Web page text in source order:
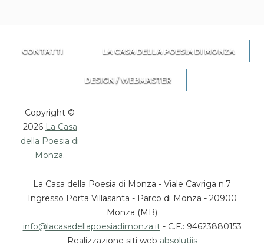
CONTATTI LA CASA DELLA POESIA DI MONZA
DESIGN / WEBMASTER
Copyright ©
2026 La Casa
della Poesia di
Monza.
La Casa della Poesia di Monza - Viale Cavriga n.7
Ingresso Porta Villasanta - Parco di Monza - 20900
Monza (MB)
info@lacasadellapoesiadimonza.it- C.F.: 94623880153
Realizzazione siti web absolutiis